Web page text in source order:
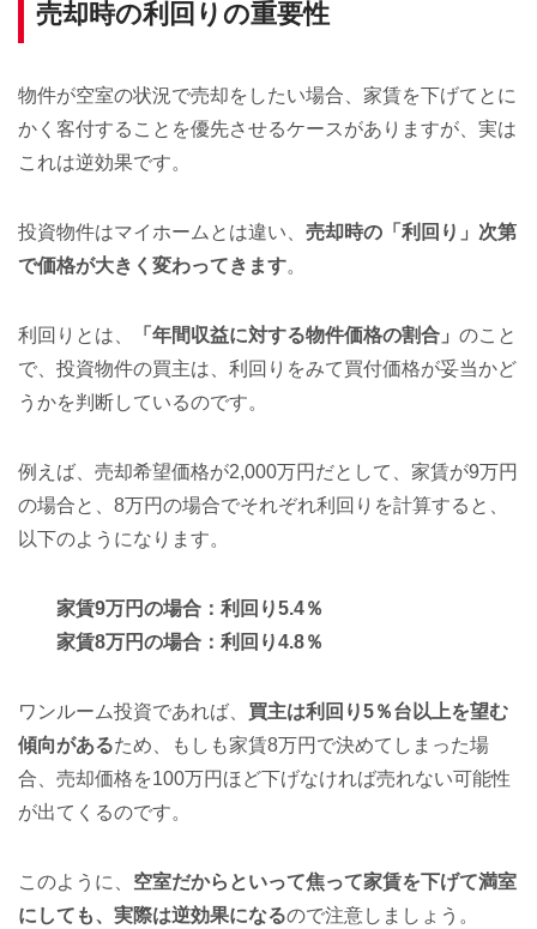
売却時の利回りの重要性
物件が空室の状況で売却をしたい場合、家賃を下げてとに
かく客付することを優先させるケースがありますが、実は
これは逆効果です。
投資物件はマイホームとは違い、 売却時の「利回り」次第
で価格が大きく変わってきます。
利回りとは、 「年間収益に対する物件価格の割合」 のこと
で、投資物件の買主は、利回りをみて買付価格が妥当かど
うかを判断しているのです。
例えば、売却希望価格が2,000万円だとして、家賃が9万円
の場合と、8万円の場合でそれぞれ利回りを計算すると、
以下のようになります。
家賃9万円の場合：利回り5.4％
家賃8万円の場合：利回り4.8％
ワンルーム投資であれば、 買主は利回り5％台以上を望む
傾向があるため、もしも家賃8万円で決めてしまった場
合、売却価格を100万円ほど下げなければ売れない可能性
が出てくるのです。
このように、 空室だからといって焦って家賃を下げて満室
にしても、実際は逆効果になるので注意しましょう。